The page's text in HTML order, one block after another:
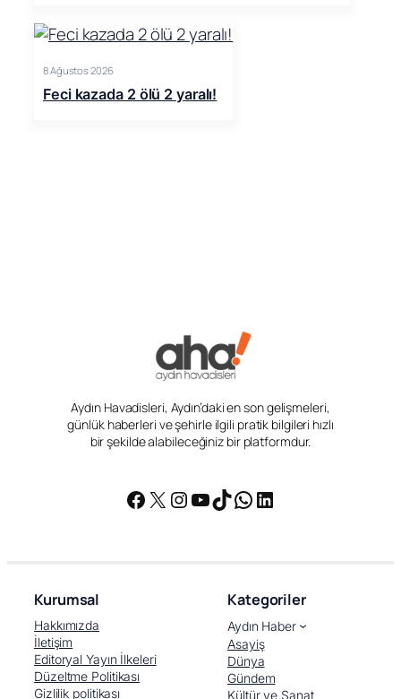
8 Ağustos 2026
Feci kazada 2 ölü 2 yaralı!
Aydın Havadisleri, Aydın’daki en son gelişmeleri,
günlük haberleri ve şehirle ilgili pratik bilgileri hızlı
bir şekilde alabileceğiniz bir platformdur.
Facebook
X Instagram
YouTube
TikTok
WhatsApp
LinkedIn
Kurumsal
Hakkımızda
İletişim
Editoryal Yayın İlkeleri
Düzeltme Politikası
Gizlilik politikası
Kategoriler
Aydın Haber
Asayiş
Dünya
Gündem
Kültür ve Sanat